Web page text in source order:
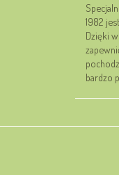
1982
Dzięki
bardzo